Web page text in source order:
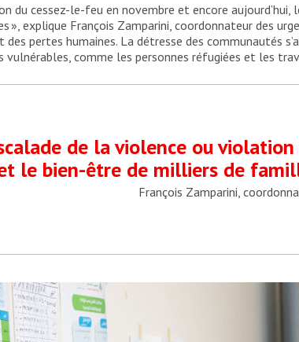
du cessez-le-feu en novembre et encore
explique François Zamparini, coordonnateur des
pertes humaines. La détresse des communautés
vulnérables, comme les personnes réfugiées et les
de la violence ou
le bien-être de milliers de
François Zamparini,